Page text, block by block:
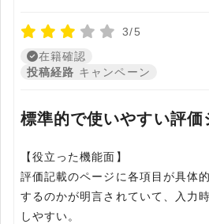
3/5
在籍確認
投稿経路 キャンペーン
標準的で使いやすい評価
【役立った機能面】
評価記載のページに各項目が具体
するのかが明言されていて、入力
しやすい。